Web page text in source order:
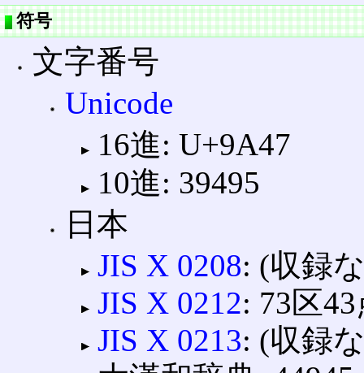
符号
文字番号
Unicode
16進: U+9A47
10進: 39495
日本
JIS X 0208: (収録
JIS X 0212: 73区
JIS X 0213: (収録